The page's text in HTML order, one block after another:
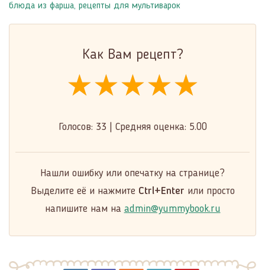
блюда из фарша, рецепты для мультиварок
Как Вам рецепт?
★★★★★
★★★★★
★★★★★
Голосов: 33 Средняя оценка: 5.00
Нашли ошибку или опечатку на странице?
Выделите её и нажмите Ctrl+Enter или просто
напишите нам на admin@yummybook.ru